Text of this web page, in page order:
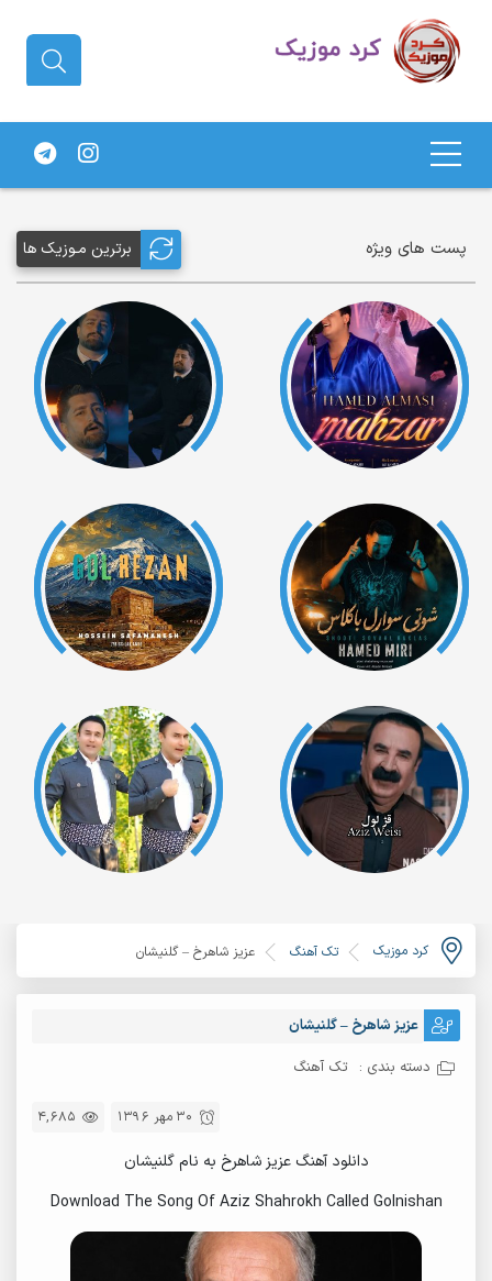
های کردی
پست های ویژه برترین مـوزیک ها
کرد موزیک تک آهنگ عزیز شاهرخ – گلنیشان
عزیز شاهرخ – گلنیشان
دسته بندی : تک آهنگ
4,685 30 مهر 1396
دانلود آهنگ عزیز شاهرخ به نام گلنیشان
Download The Song Of Aziz Shahrokh Called Golnishan